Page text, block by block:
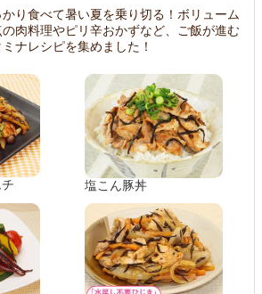
かり食べて暑い夏を乗り切る！ボリューム
の肉料理やピリ辛おかずなど、ご飯が進む
ミナレシピを集めました！
塩こん豚丼